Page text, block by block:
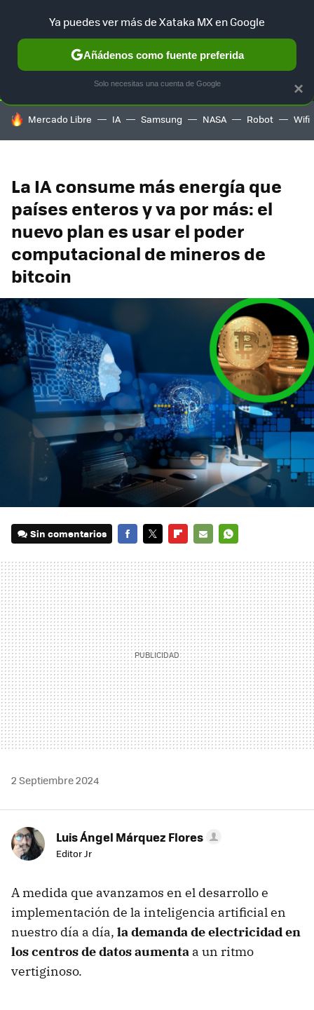
SELECCIÓN GAMING HOME AUTO TERRITORIO
HOY SE HABLA DE
Mercado Libre IA Samsung NASA Robot Wifi
La IA consume más energía que
países enteros y va por más: el
nuevo plan es usar el poder
computacional de mineros de
bitcoin
Sin comentarios
MAIL
2 Septiembre 2024
Luis Ángel Márquez Flores
Editor Jr
A medida que avanzamos en el desarrollo e
implementación de la inteligencia artificial en
nuestro día a día, la demanda de electricidad en
los centros de datos aumenta a un ritmo
vertiginoso.
×
Ya puedes ver más de Xataka MX en Google
Añádenos como fuente preferida
Solo necesitas una cuenta de Google